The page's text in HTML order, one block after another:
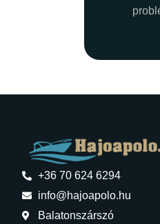
+36 70 624 6294
info@hajoapolo.hu
Balatonszárszó